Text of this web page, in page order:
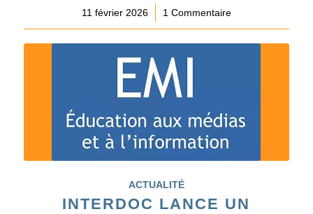
11 février 2026
/ 1 Commentaire
ACTUALITÉ
INTERDOC LANCE UN